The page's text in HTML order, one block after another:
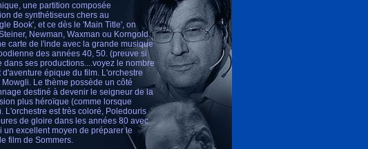
une partition composée
de synthétiseurs chers au
Book', et ce dès le 'Main Title', on
Newman, Waxman ou Korngold.
carte de l'inde avec la grande musique
des années 40, 50. (preuve si
ses productions....voyez le nombre
épique du film. L'orchestre
Le thème possède un côté
destiné à devenir le seigneur de la
plus héroïque (comme lorsque
L'orchestre est très coloré, Poledouris
de gloire dans les années 80 avec
un excellent moyen de préparer le
film de Sommers.